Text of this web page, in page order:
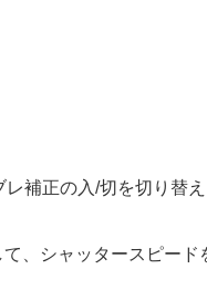
補正の入/切を切り替
、シャッタースピード